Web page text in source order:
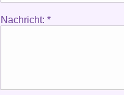
Nachricht: *